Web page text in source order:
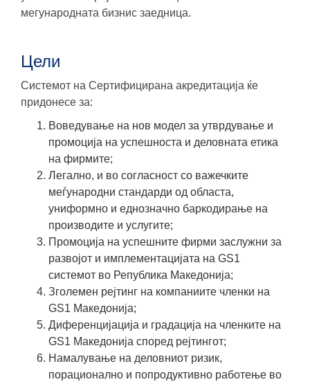
мегународната бизнис заедница.
Цели
Системот на Сертифицирана акредитација ќе
придонесе за:
Воведување на нов модел за утврдување и
промоција на успешноста и деловната етика
на фирмите;
Легално, и во согласност со важечките
меѓународни стандарди од областа,
униформно и еднозначно баркодирање на
производите и услугите;
Промоција на успешните фирми заслужни за
развојот и имплементацијата на GS1
системот во Република Македонија;
Зголемен рејтинг на компаниите членки на
GS1 Македонија;
Диференцијација и градација на членките на
GS1 Македонија според рејтингот;
Намалување на деловниот ризик,
порационално и попродуктивно работење во